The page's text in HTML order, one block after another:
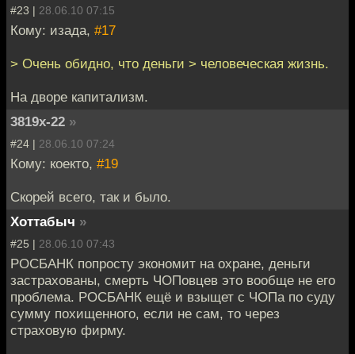
#23 | 28.06.10 07:15
Кому: изада, #17
> Очень обидно, что деньги > человеческая жизнь.
На дворе капитализм.
3819x-22 »
#24 | 28.06.10 07:24
Кому: коекто, #19
Скорей всего, так и было.
Хоттабыч »
#25 | 28.06.10 07:43
РОСБАНК попросту экономит на охране, деньги
застрахованы, смерть ЧОПовцев это вообще не его
проблема. РОСБАНК ещё и взыщет с ЧОПа по суду
сумму похищенного, если не сам, то через
страховую фирму.